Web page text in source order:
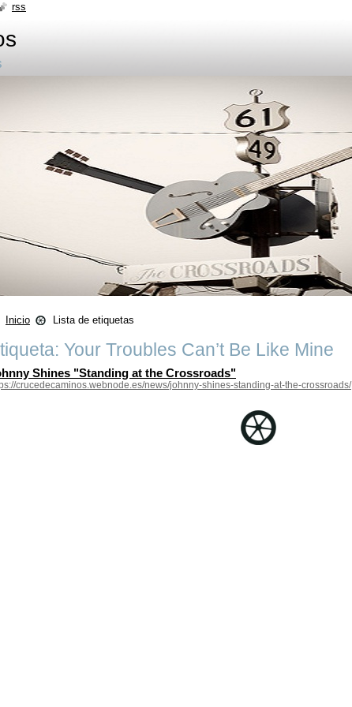
Inicio Lista de etiquetas
Your Troubles Can’t Be Like Mine
Shines "Standing at the Crossroads"
crucedecaminos.webnode.es/news/johnny-shines-standing-at-the-crossroads/
rss